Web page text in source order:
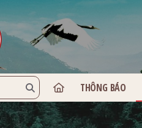
TRANG
THÔNG BÁO